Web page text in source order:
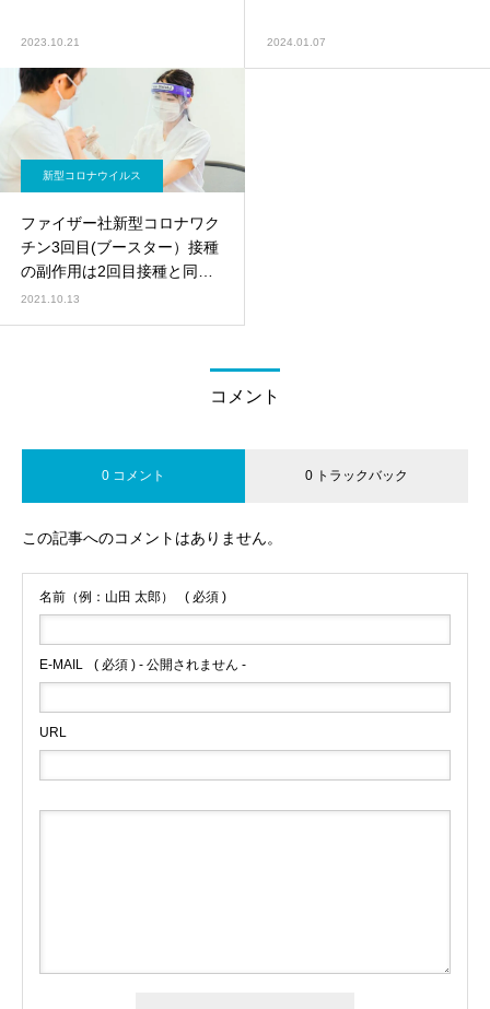
2023.10.21 2024.01.07
新型コロナウイルス
ファイザー社新型コロナワク
チン3回目(ブースター）接種
の副作用は2回目接種と同じ
くらい
2021.10.13
コメント
0 コメント 0 トラックバック
この記事へのコメントはありません。
名前（例：山田 太郎） ( 必須 )
E-MAIL ( 必須 ) - 公開されません -
URL